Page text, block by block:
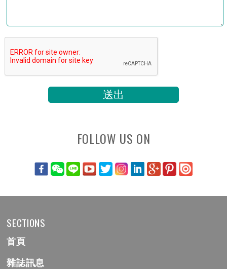
FOLLOW US ON
SECTIONS
首頁
雜誌訊息